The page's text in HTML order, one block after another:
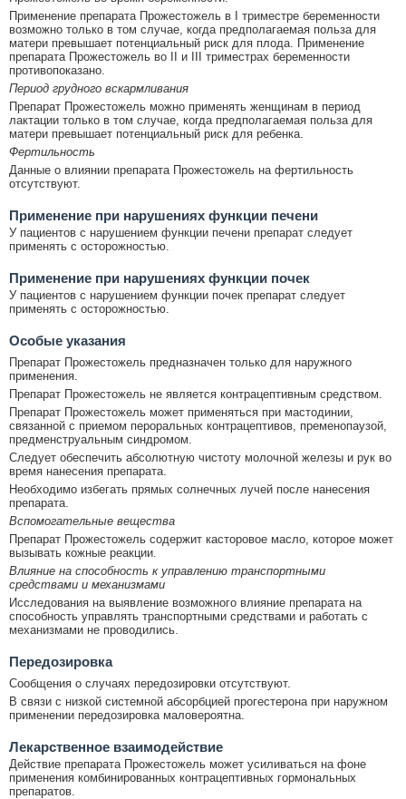
Применение препарата Прожестожель в I триместре беременности
возможно только в том случае, когда предполагаемая польза для
матери превышает потенциальный риск для плода. Применение
препарата Прожестожель во II и III триместрах беременности
противопоказано.
Период грудного вскармливания
Препарат Прожестожель можно применять женщинам в период
лактации только в том случае, когда предполагаемая польза для
матери превышает потенциальный риск для ребенка.
Фертильность
Данные о влиянии препарата Прожестожель на фертильность
отсутствуют.
Применение при нарушениях функции печени
У пациентов с нарушением функции печени препарат следует
применять с осторожностью.
Применение при нарушениях функции почек
У пациентов с нарушением функции почек препарат следует
применять с осторожностью.
Особые указания
Препарат Прожестожель предназначен только для наружного
применения.
Препарат Прожестожель не является контрацептивным средством.
Препарат Прожестожель может применяться при мастодинии,
связанной с приемом пероральных контрацептивов, пременопаузой,
предменструальным синдромом.
Следует обеспечить абсолютную чистоту молочной железы и рук во
время нанесения препарата.
Необходимо избегать прямых солнечных лучей после нанесения
препарата.
Вспомогательные вещества
Препарат Прожестожель содержит касторовое масло, которое может
вызывать кожные реакции.
Влияние на способность к управлению транспортными
средствами и механизмами
Исследования на выявление возможного влияние препарата на
способность управлять транспортными средствами и работать с
механизмами не проводились.
Передозировка
Сообщения о случаях передозировки отсутствуют.
В связи с низкой системной абсорбцией прогестерона при наружном
применении передозировка маловероятна.
Лекарственное взаимодействие
Действие препарата Прожестожель может усиливаться на фоне
применения комбинированных контрацептивных гормональных
препаратов.